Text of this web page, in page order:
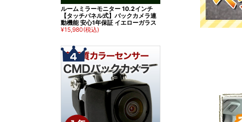
ルームミラーモニター 10.2インチ
【タッチパネル式】バックカメラ連
動機能 安心1年保証 イエローガラス
¥15,980(税込)